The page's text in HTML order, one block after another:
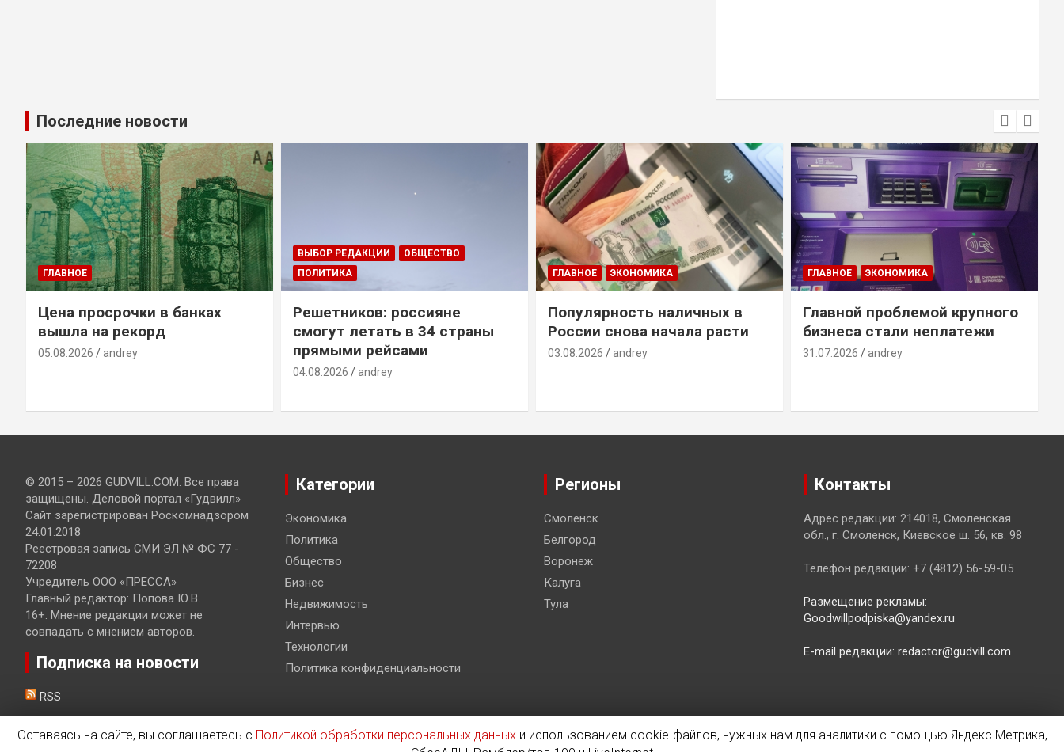
Последние новости
ГЛАВНОЕ
Цена просрочки в банках
вышла на рекорд
05.08.2026 andrey
ВЫБОР РЕДАКЦИИ
ОБЩЕСТВО
ПОЛИТИКА
Решетников: россияне
смогут летать в 34 страны
прямыми рейсами
04.08.2026 andrey
ГЛАВНОЕ ЭКОНОМИКА
Популярность наличных в
России снова начала расти
03.08.2026 andrey
ГЛАВНОЕ ЭКОНОМИКА
Главной проблемой крупного
бизнеса стали неплатежи
31.07.2026 andrey
© 2015 – 2026 GUDVILL.COM. Все права
защищены. Деловой портал «Гудвилл»
Сайт зарегистрирован Роскомнадзором
24.01.2018
Реестровая запись СМИ ЭЛ № ФС 77 -
72208
Учредитель ООО «ПРЕССА»
Главный редактор: Попова Ю.В.
16+. Мнение редакции может не
совпадать с мнением авторов.
Подписка на новости
RSS
Категории
Экономика
Политика
Общество
Бизнес
Недвижимость
Интервью
Технологии
Политика конфиденциальности
Регионы
Смоленск
Белгород
Воронеж
Калуга
Тула
Контакты
Адрес редакции: 214018, Смоленская
обл., г. Смоленск, Киевское ш. 56, кв. 98
Телефон редакции: +7 (4812) 56-59-05
Размещение рекламы:
Goodwillpodpiska@yandex.ru
E-mail редакции: redactor@gudvill.com
Оставаясь на сайте, вы соглашаетесь с Политикой обработки персональных данныхи использованием cookie-файлов, нужных нам для аналитики с помощью Яндекс.Метрика,